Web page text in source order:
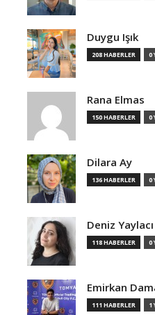
Duygu Işık
208 HABERLER 0
Rana Elmas
150 HABERLER 0
Dilara Ay
136 HABERLER 0
Deniz Yaylacı
118 HABERLER 0
Emirkan
111 HABERLER 1